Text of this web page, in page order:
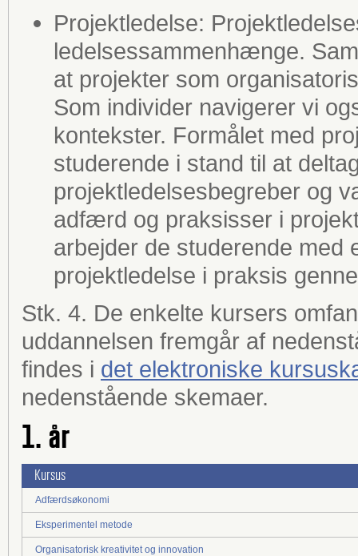
Projektledelse:
ledelsessammenhænge.
at projekter som
Som individer navigerer vi
kontekster. Formålet med
studerende i stand til at
projektledelsesbegreber og
adfærd og praksisser i
arbejder de studerende med
projektledelse i praksis
Stk. 4. De enkelte kursers
uddannelsen fremgår af
findes i det elektroniske
nedenstående skemaer.
1. år
Kursus
Adfærdsøkonomi
Eksperimentel metode
Organisatorisk kreativitet og innovation